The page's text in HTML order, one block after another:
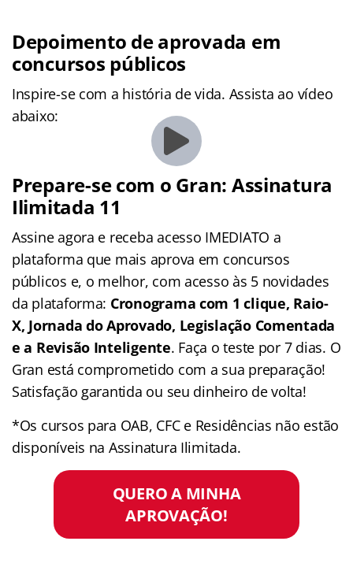
Depoimento de aprovada em
concursos públicos
Inspire-se com a história de vida. Assista ao vídeo
abaixo:
Prepare-se com o Gran: Assinatura
Ilimitada 11
Assine agora e receba acesso IMEDIATO a
plataforma que mais aprova em concursos
públicos e, o melhor, com acesso às 5 novidades
da plataforma: Cronograma com 1 clique, Raio-
X, Jornada do Aprovado, Legislação Comentada
e a Revisão Inteligente. Faça o teste por 7 dias. O
Gran está comprometido com a sua preparação!
Satisfação garantida ou seu dinheiro de volta!
*Os cursos para OAB, CFC e Residências não estão
disponíveis na Assinatura Ilimitada.
QUERO A MINHA
APROVAÇÃO!